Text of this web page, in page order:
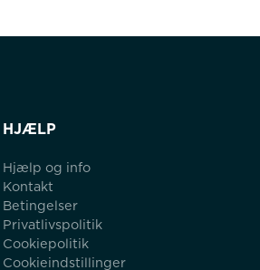
HJÆLP
Hjælp og info
Kontakt
Betingelser
Privatlivspolitik
Cookiepolitik
Cookieindstillinger